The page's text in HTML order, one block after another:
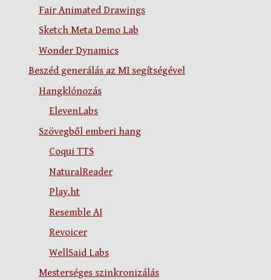
Fair Animated Drawings
Sketch Meta Demo Lab
Wonder Dynamics
Beszéd generálás az MI segítségével
Hangklónozás
ElevenLabs
Szövegből emberi hang
Coqui TTS
NaturalReader
Play.ht
Resemble AI
Revoicer
WellSaid Labs
Mesterséges szinkronizálás